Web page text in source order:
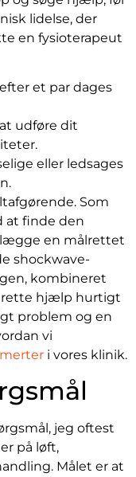
lidelse, der
en fysioterapeut
et par dages
udføre dit
eller ledsages
Som
at finde den
en målrettet
shockwave-
kombineret
rette hjælp hurtigt
problem og en
vi
i vores klinik.
jeg oftest
på løft,
Målet er at